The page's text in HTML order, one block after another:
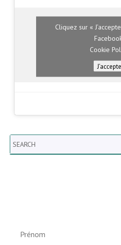
Cliquez sur «
Cookie
J’accepte
Search